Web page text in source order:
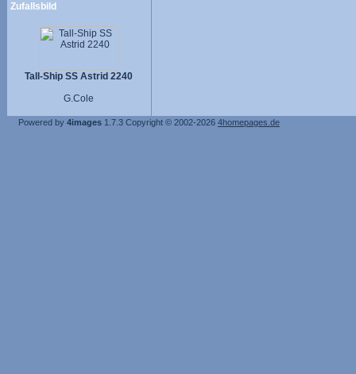
Zufallsbild
Tall-Ship SS Astrid 2240
G.Cole
Powered by 4images 1.7.3 Copyright © 2002-2026 4homepages.de